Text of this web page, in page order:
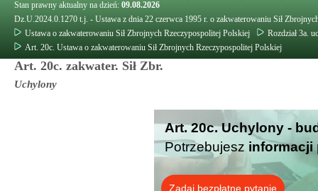
Stan prawny aktualny na dzień: 09.08.2026
Dz.U.2024.0.1270 t.j. - Ustawa z dnia 22 czerwca 1995 r. o zakwaterowaniu Sił
Ustawa o zakwaterowaniu Sił Zbrojnych Rzeczypospolitej Polskiej
Rozdział 3a.
Art. 20c. Ustawa o zakwaterowaniu Sił Zbrojnych Rzeczypospolitej Polskiej
Art. 20c. zakwater. Sił Zbr.
Uchylony
Art. 20c. Uchylony -
Potrzebujesz informacji
Zadaj bezpłatne pytanie